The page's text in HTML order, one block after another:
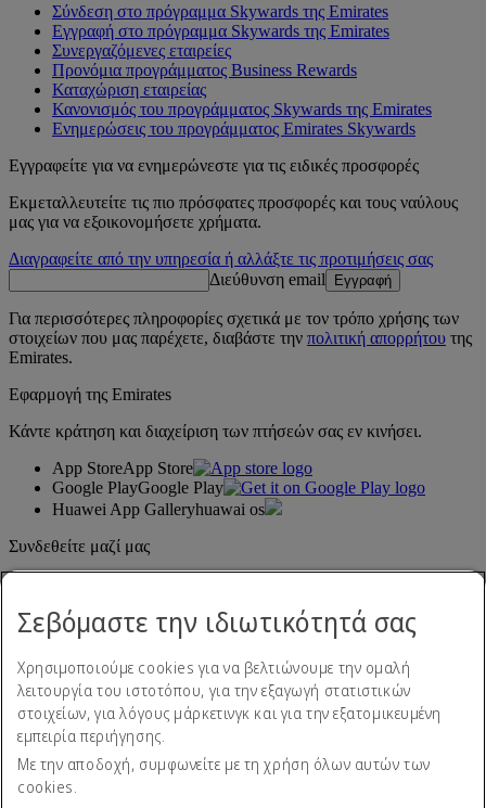
Σύνδεση στο πρόγραμμα Skywards της Emirates
Εγγραφή στο πρόγραμμα Skywards της Emirates
Συνεργαζόμενες εταιρείες
Προνόμια προγράμματος Business Rewards
Καταχώριση εταιρείας
Κανονισμός του προγράμματος Skywards της Emirates
Ενημερώσεις του προγράμματος Emirates Skywards
Εγγραφείτε για να ενημερώνεστε για τις ειδικές προσφορές
Εκμεταλλευτείτε τις πιο πρόσφατες προσφορές και τους ναύλους
μας για να εξοικονομήσετε χρήματα.
Διαγραφείτε από την υπηρεσία ή αλλάξτε τις προτιμήσεις σας
Διεύθυνση email
Εγγραφή
Για περισσότερες πληροφορίες σχετικά με τον τρόπο χρήσης των
στοιχείων που μας παρέχετε, διαβάστε την πολιτική απορρήτου της
Emirates.
Εφαρμογή της Emirates
Κάντε κράτηση και διαχείριση των πτήσεών σας εν κινήσει.
App StoreApp Store
Google PlayGoogle Play
Huawei App Galleryhuawai os
Συνδεθείτε μαζί μας
Δήλωση προσβασιμότητας
Επικοινωνήστε μαζί μας
Σεβόμαστε την ιδιωτικότητά σας
Χρησιμοποιούμε cookies για να βελτιώνουμε την ομαλή
λειτουργία του ιστοτόπου, για την εξαγωγή στατιστικών
στοιχείων, για λόγους μάρκετινγκ και για την εξατομικευμένη
εμπειρία περιήγησης.
Με την αποδοχή, συμφωνείτε με τη χρήση όλων αυτών των
cookies.